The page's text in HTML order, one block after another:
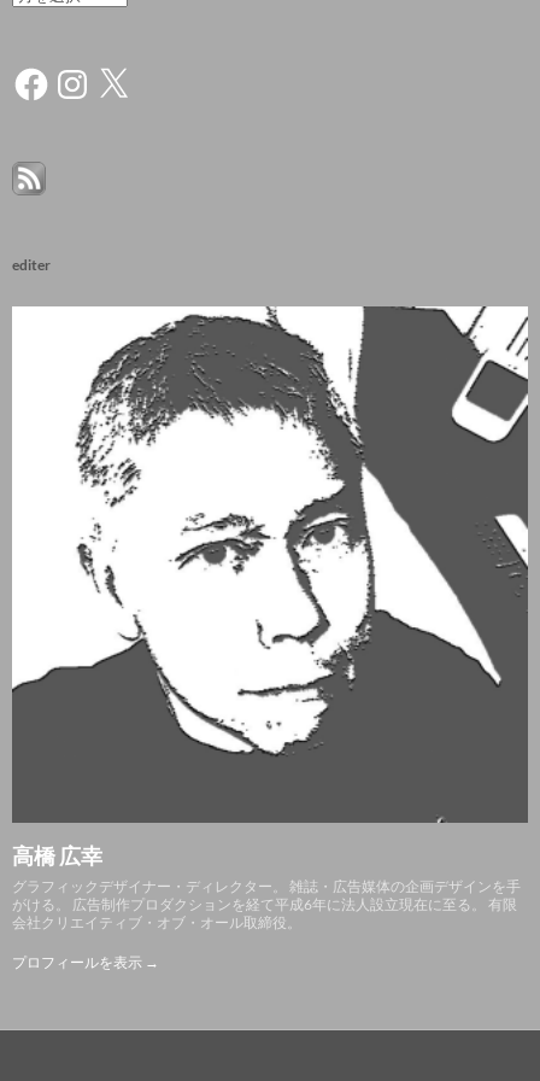
FacebookInstagram
X
editer
高橋 広幸
グラフィックデザイナー・ディレクター。 雑誌・広告媒体の企画デザインを手
がける。 広告制作プロダクションを経て平成6年に法人設立現在に至る。 有限
会社クリエイティブ・オブ・オール取締役。
プロフィールを表示 →